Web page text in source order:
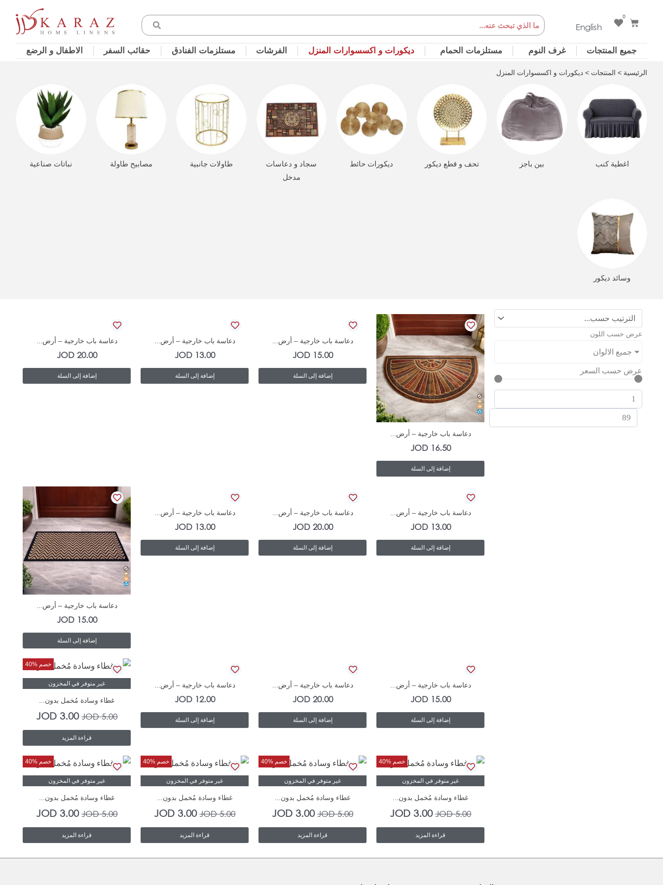
Search English
0
Cart
جميع المنتجات غرف النوم مستلزمات الحمام ديكورات و اكسسوارات المنزل الفرشات مستلزمات الفنادق حقائب السفر الاطفال و الرضع
الرئيسية > المنتجات > ديكورات و اكسسوارات المنزل
اغطية كنب بين باجز تحف و قطع ديكور ديكورات حائط
سجاد و دعاسات
مدخل
طاولات جانبية مصابيح طاولة نباتات صناعية
وسائد ديكور
عرض حسب اللون
جميع الالوان
عرض حسب السعر
In Stock
دعاسة باب خارجية – أرض...
16.50
JOD
إضافة إلى السلة
دعاسة باب خارجية – أرض...
15.00
JOD
إضافة إلى السلة
دعاسة باب خارجية – أرض...
13.00
JOD
إضافة إلى السلة
دعاسة باب خارجية – أرض...
20.00
JOD
إضافة إلى السلة
دعاسة باب خارجية – أرض...
13.00
JOD
إضافة إلى السلة
دعاسة باب خارجية – أرض...
20.00
JOD
إضافة إلى السلة
دعاسة باب خارجية – أرض...
13.00
JOD
إضافة إلى السلة
In Stock
دعاسة باب خارجية – أرض...
15.00
JOD
إضافة إلى السلة
دعاسة باب خارجية – أرض...
15.00
JOD
إضافة إلى السلة
دعاسة باب خارجية – أرض...
20.00
JOD
إضافة إلى السلة
دعاسة باب خارجية – أرض...
12.00
JOD
إضافة إلى السلة
خصم %40
غير متوفر في المخزون
غطاء وسادة مُخمل بدون...
5.00
JOD
السعر
الأصلي
هو:
5.00 JOD.
3.00
JOD
السعر
الحالي
هو:
قراءة المزيد
خصم %40
غير متوفر في المخزون
غطاء وسادة مُخمل بدون...
5.00
JOD
السعر
الأصلي
هو:
5.00 JOD.
3.00
JOD
السعر
الحالي
هو:
قراءة المزيد
خصم %40
غير متوفر في المخزون
غطاء وسادة مُخمل بدون...
5.00
JOD
السعر
الأصلي
هو:
5.00 JOD.
3.00
JOD
السعر
الحالي
هو:
قراءة المزيد
خصم %40
غير متوفر في المخزون
غطاء وسادة مُخمل بدون...
5.00
JOD
السعر
الأصلي
هو:
5.00 JOD.
3.00
JOD
السعر
الحالي
هو:
قراءة المزيد
خصم %40
غير متوفر في المخزون
غطاء وسادة مُخمل بدون...
5.00
JOD
السعر
الأصلي
هو:
5.00 JOD.
3.00
JOD
السعر
الحالي
هو:
قراءة المزيد